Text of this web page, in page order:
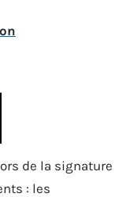
de la signature
: les